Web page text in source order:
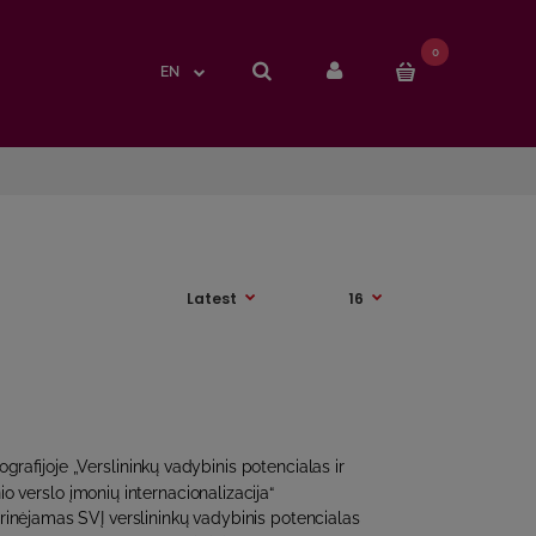
EN
0
EN
0
„Verslininkų vadybinis potencialas ir
verslo įmonių internacionalizacija“
SVĮ verslininkų vadybinis potencialas